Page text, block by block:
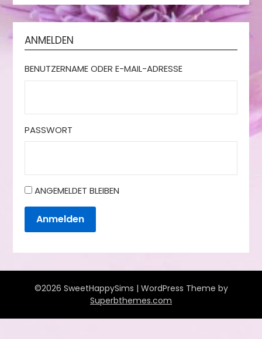
ANMELDEN
BENUTZERNAME ODER E-MAIL-ADRESSE
PASSWORT
ANGEMELDET BLEIBEN
Anmelden
©2026 SweetHappySims | WordPress Theme by
Superbthemes.com